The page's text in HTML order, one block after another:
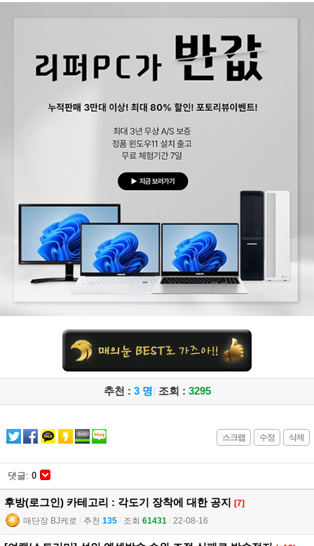
추천 : 3 명 조회 : 3295
스크랩 수정 삭제
댓글: 0
후방(로그인) 카테고리 : 각도기 장착에 대한 공지 [7]
매단장 BJ케로 l 추천 135 l 조회 61431 l 22-08-16